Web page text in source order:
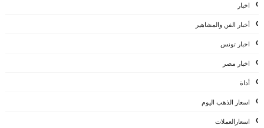
اخبار
أخبار الفن والمشاهير
اخبار تونس
اخبار مصر
أداة
اسعار الذهب اليوم
اسعارالعملات